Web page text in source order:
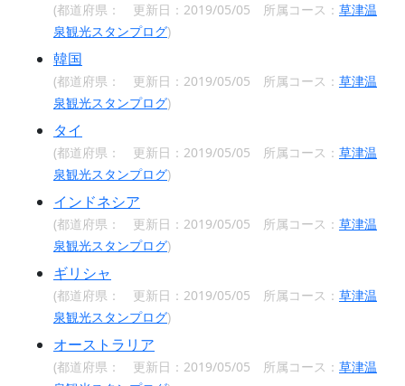
(都道府県： 更新日：2019/05/05 所属コース： 草津温
泉観光スタンプログ)
韓国
(都道府県： 更新日：2019/05/05 所属コース： 草津温
泉観光スタンプログ)
タイ
(都道府県： 更新日：2019/05/05 所属コース： 草津温
泉観光スタンプログ)
インドネシア
(都道府県： 更新日：2019/05/05 所属コース： 草津温
泉観光スタンプログ)
ギリシャ
(都道府県： 更新日：2019/05/05 所属コース： 草津温
泉観光スタンプログ)
オーストラリア
(都道府県： 更新日：2019/05/05 所属コース： 草津温